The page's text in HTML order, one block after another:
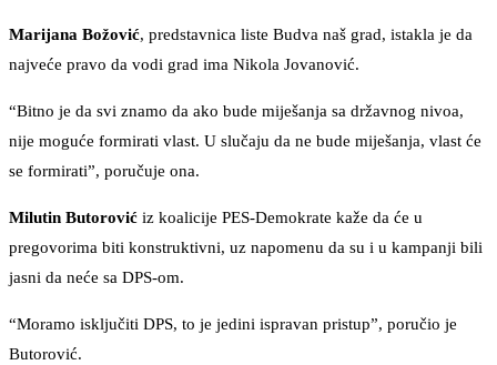
Marijana Božović, predstavnica liste Budva naš grad, istakla je da
najveće pravo da vodi grad ima Nikola Jovanović.
“Bitno je da svi znamo da ako bude miješanja sa državnog nivoa,
nije moguće formirati vlast. U slučaju da ne bude miješanja, vlast će
se formirati”, poručuje ona.
Milutin Butorović iz koalicije PES-Demokrate kaže da će u
pregovorima biti konstruktivni, uz napomenu da su i u kampanji bili
jasni da neće sa DPS-om.
“Moramo isključiti DPS, to je jedini ispravan pristup”, poručio je
Butorović.